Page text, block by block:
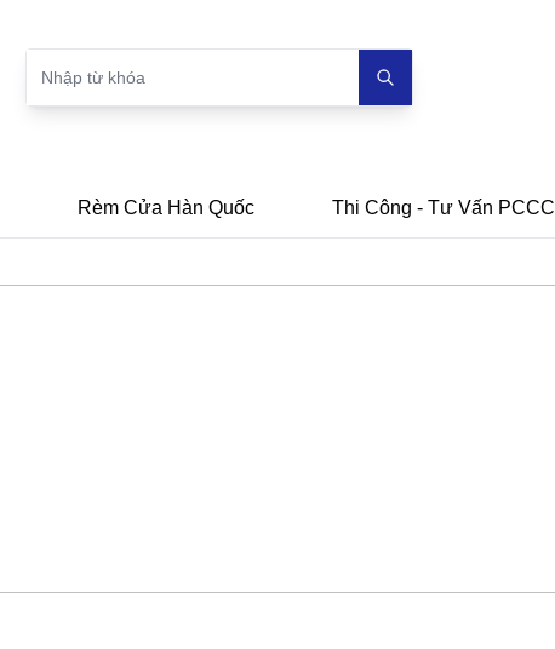
Rèm Cửa Hàn Quốc Thi Công - Tư Vấn PCCC